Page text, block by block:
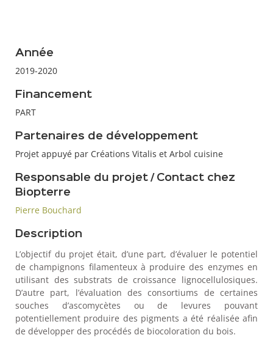
Année
2019-2020
Financement
PART
Partenaires de développement
Projet appuyé par Créations Vitalis et Arbol cuisine
Responsable du projet / Contact chez
Biopterre
Pierre Bouchard
Description
L’objectif du projet était, d’une part, d’évaluer le potentiel
de champignons filamenteux à produire des enzymes en
utilisant des substrats de croissance lignocellulosiques.
D’autre part, l’évaluation des consortiums de certaines
souches d’ascomycètes ou de levures pouvant
potentiellement produire des pigments a été réalisée afin
de développer des procédés de biocoloration du bois.